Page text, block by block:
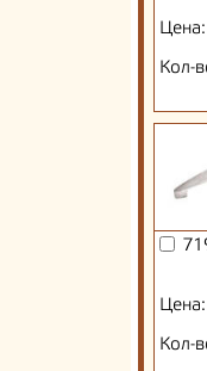
Цена:
Кол-
Цена:
Кол-